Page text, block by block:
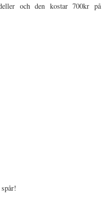
och den kostar 700kr på